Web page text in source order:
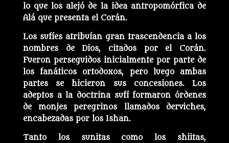
lo que los alejó de la idea antropomórfica de
Alá que presenta el Corán.
Los sufíes atribuían gran trascendencia a los
nombres de Dios, citados por el Corán.
Fueron perseguidos inicialmente por parte de
los fanáticos ortodoxos, pero luego ambas
partes se hicieron sus concesiones. Los
adeptos a la doctrina sufí formaron órdenes
de monjes peregrinos llamados derviches,
encabezadas por los Ishan.
Tanto los sunitas como los shiitas,